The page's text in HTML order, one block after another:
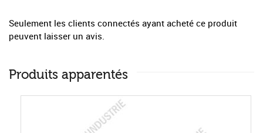
Seulement les clients connectés ayant acheté ce produit
peuvent laisser un avis.
Produits apparentés